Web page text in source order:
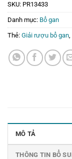
SKU: PR13433
Danh mục: Bổ gan
Thẻ: Giải rượu bổ gan,
MÔ TẢ
THÔNG TIN BỔ